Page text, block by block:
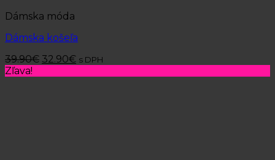
Dámska móda
Dámska košeľa
39.90€ 32.90€ s DPH
Zľava!